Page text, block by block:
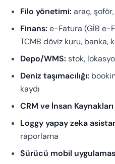
Filo yönetimi: araç,
Finans: e-Fatura (GİB e-
TCMB döviz kuru, banka,
Depo/WMS: stok,
Deniz taşımacılığı:
kaydı
CRM ve İnsan Kaynakları
Loggy yapay zeka
raporlama
Sürücü mobil